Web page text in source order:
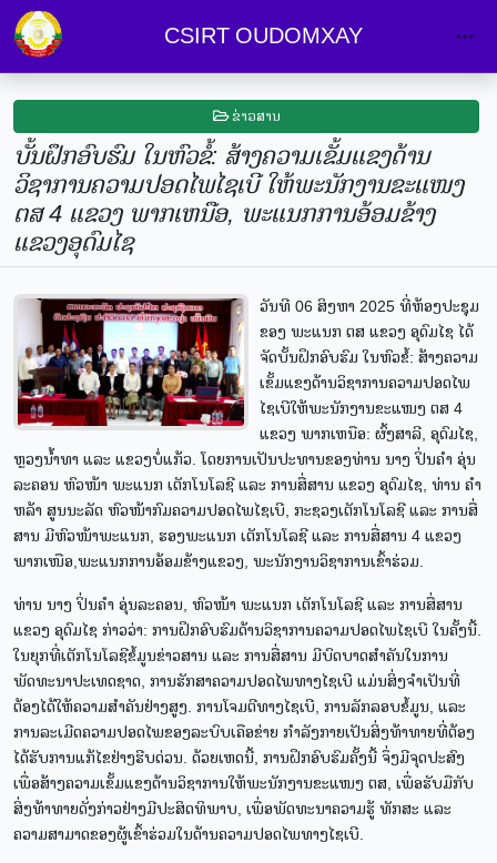
CSIRT OUDOMXAY
ຂ່າວສານ
ບັ້ນຝຶກອົບຮົມ ໃນຫົວຂໍ້: ສ້າງຄວາມເຂັ້ມແຂງດ້ານ
ວິຊາການຄວາມປອດໄພໄຊເບີ ໃຫ້ພະນັກງານຂະແໜງ
ຕສ 4 ແຂວງ ພາກເຫນືອ, ພະແນກການອ້ອມຂ້າງ
ແຂວງອຸດົມໄຊ
ວັນທີ 06 ສິງຫາ 2025 ທີ່ຫ້ອງປະຊຸມ
ຂອງ ພະແນກ ຕສ ແຂວງ ອຸດົມໄຊ ໄດ້
ຈັດບັ້ນຝຶກອົບຮົມ ໃນຫົວຂໍ້: ສ້າງຄວາມ
ເຂັ້ມແຂງດ້ານວິຊາການຄວາມປອດໄພ
ໄຊເບີໃຫ້ພະນັກງານຂະແໜງ ຕສ 4
ແຂວງ ພາກເຫນືອ: ຜົ້ງສາລີ, ອຸດົມໄຊ,
ຫຼວງນໍ້າທາ ແລະ ແຂວງບໍ່ແກ້ວ. ໂດຍການເປັນປະທານຂອງທ່ານ ນາງ ປິ່ນຄຳ ອຸ່ນ
ລະຄອນ ຫົວໜ້າ ພະແນກ ເຕັກໂນໂລຊີ ແລະ ການສື່ສານ ແຂວງ ອຸດົມໄຊ, ທ່ານ ຄຳ
ຫລ້າ ສູນນະລັດ ຫົວໜ້າກົມຄວາມປອດໄພໄຊເບີ, ກະຊວງເຕັກໂນໂລຊີ ແລະ ການສື່
ສານ ມີຫົວໜ້າພະແນກ, ຮອງພະແນກ ເຕັກໂນໂລຊີ ແລະ ການສື່ສານ 4 ແຂວງ
ພາກເໜືອ,ພະແນກການອ້ອມຂ້າງແຂວງ, ພະນັກງານວິຊາການເຂົ້າຮ່ວມ.
ທ່ານ ນາງ ປິ່ນຄຳ ອຸ່ນລະຄອນ, ຫົວໜ້າ ພະແນກ ເຕັກໂນໂລຊີ ແລະ ການສື່ສານ
ແຂວງ ອຸດົມໄຊ ກ່າວວ່າ: ການຝຶກອົບຮົມດ້ານວິຊາການຄວາມປອດໄພໄຊເບີ ໃນຄັ້ງນີ້.
ໃນຍຸກທີ່ເຕັກໂນໂລຊີຂໍ້ມູນຂ່າວສານ ແລະ ການສື່ສານ ມີບົດບາດສໍາຄັນໃນການ
ພັດທະນາປະເທດຊາດ, ການຮັກສາຄວາມປອດໄພທາງໄຊເບີ ແມ່ນສິ່ງຈຳເປັນທີ່
ຕ້ອງໄດ້ໃຫ້ຄວາມສຳຄັນຢ່າງສູງ. ການໂຈມຕີທາງໄຊເບີ, ການລັກລອບຂໍ້ມູນ, ແລະ
ການລະເມີດຄວາມປອດໄພຂອງລະບົບເຄືອຂ່າຍ ກໍາລັງກາຍເປັນສິ່ງທ້າທາຍທີ່ຕ້ອງ
ໄດ້ຮັບການແກ້ໄຂຢ່າງຮີບດ່ວນ. ດ້ວຍເຫດນີ້, ການຝຶກອົບຮົມຄັ້ງນີ້ ຈຶ່ງມີຈຸດປະສົງ
ເພື່ອສ້າງຄວາມເຂັ້ມແຂງດ້ານວິຊາການໃຫ້ພະນັກງານຂະແໜງ ຕສ, ເພື່ອຮັບມືກັບ
ສິ່ງທ້າທາຍດັ່ງກ່າວຢ່າງມີປະສິດທິພາບ, ເພື່ອພັດທະນາຄວາມຮູ້ ທັກສະ ແລະ
ຄວາມສາມາດຂອງຜູ້ເຂົ້າຮ່ວມໃນດ້ານຄວາມປອດໄພທາງໄຊເບີ.